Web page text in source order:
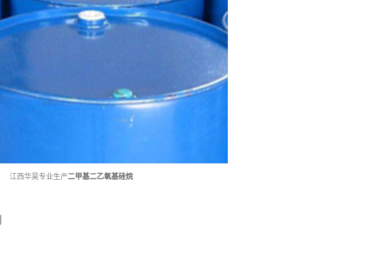
江西华昊专业生产二甲基二乙氧基硅烷